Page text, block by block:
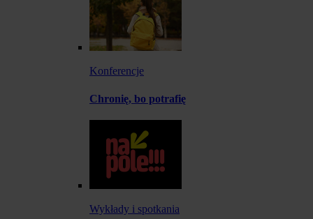
Konferencje
Chronię, bo potrafię
Wykłady i spotkania